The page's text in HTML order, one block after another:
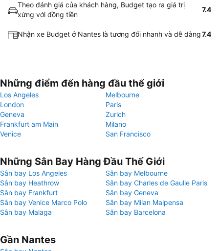
Theo đánh giá của khách hàng, Budget tạo ra giá trị
xứng với đồng tiền
7.4
Nhận xe Budget ở Nantes là tương đối nhanh và dễ dàng7.4
Những điểm đến hàng đầu thế giới
Los Angeles
Melbourne
London
Paris
Geneva
Zurich
Frankfurt am Main
Milano
Venice
San Francisco
Những Sân Bay Hàng Đầu Thế Giới
Sân bay Los Angeles
Sân bay Melbourne
Sân bay Heathrow
Sân bay Charles de Gaulle Paris
Sân bay Frankfurt
Sân bay Geneva
Sân bay Venice Marco Polo
Sân bay Milan Malpensa
Sân bay Malaga
Sân bay Barcelona
Gần Nantes